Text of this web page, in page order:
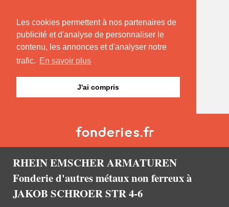
Les cookies permettent à nos partenaires de
publicité et d'analyse de personnaliser le
contenu, les annonces et d'analyser notre
trafic. En savoir plus
J'ai compris
RHEIN EMSCHER ARMATUREN
Fonderie d'autres métaux non ferreux à
JAKOB SCHROER STR 4-6